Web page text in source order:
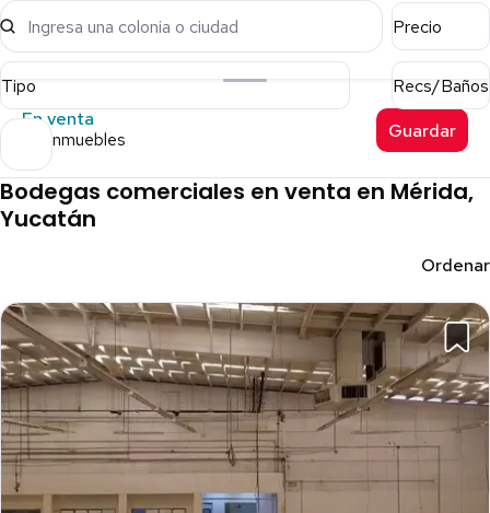
Ingresa una colonia o ciudad Precio
Tipo
Recs/Baños
En venta
132 inmuebles Guardar
Bodegas comerciales en venta en Mérida,
Yucatán
Ordenar